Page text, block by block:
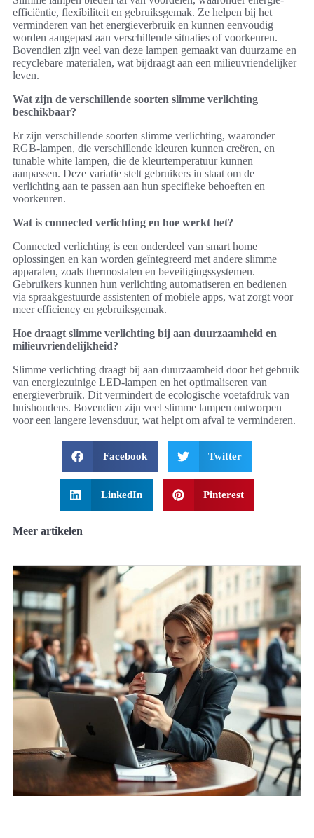
efficiëntie, flexibiliteit en gebruiksgemak. Ze helpen bij het
verminderen van het energieverbruik en kunnen eenvoudig
worden aangepast aan verschillende situaties of voorkeuren.
Bovendien zijn veel van deze lampen gemaakt van duurzame en
recyclebare materialen, wat bijdraagt aan een milieuvriendelijker
leven.
Wat zijn de verschillende soorten slimme verlichting
beschikbaar?
Er zijn verschillende soorten slimme verlichting, waaronder
RGB-lampen, die verschillende kleuren kunnen creëren, en
tunable white lampen, die de kleurtemperatuur kunnen
aanpassen. Deze variatie stelt gebruikers in staat om de
verlichting aan te passen aan hun specifieke behoeften en
voorkeuren.
Wat is connected verlichting en hoe werkt het?
Connected verlichting is een onderdeel van smart home
oplossingen en kan worden geïntegreerd met andere slimme
apparaten, zoals thermostaten en beveiligingssystemen.
Gebruikers kunnen hun verlichting automatiseren en bedienen
via spraakgestuurde assistenten of mobiele apps, wat zorgt voor
meer efficiency en gebruiksgemak.
Hoe draagt slimme verlichting bij aan duurzaamheid en
milieuvriendelijkheid?
Slimme verlichting draagt bij aan duurzaamheid door het gebruik
van energiezuinige LED-lampen en het optimaliseren van
energieverbruik. Dit vermindert de ecologische voetafdruk van
huishoudens. Bovendien zijn veel slimme lampen ontworpen
voor een langere levensduur, wat helpt om afval te verminderen.
Facebook Twitter
LinkedIn Pinterest
Meer artikelen